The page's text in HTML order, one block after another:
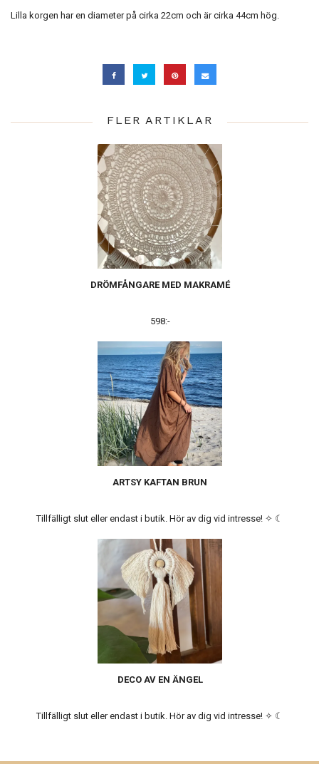
Lilla korgen har en diameter på cirka 22cm och är cirka 44cm hög.
FLER ARTIKLAR
DRÖMFÅNGARE MED MAKRAMÉ
598:-
ARTSY KAFTAN BRUN
Tillfälligt slut eller endast i butik. Hör av dig vid intresse! ✧ ☾
DECO AV EN ÄNGEL
Tillfälligt slut eller endast i butik. Hör av dig vid intresse! ✧ ☾